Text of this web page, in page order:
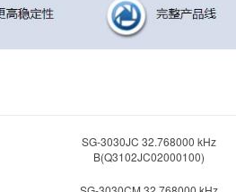
SG-3030JC 32.768000 kHz
B(Q3102JC02000100)